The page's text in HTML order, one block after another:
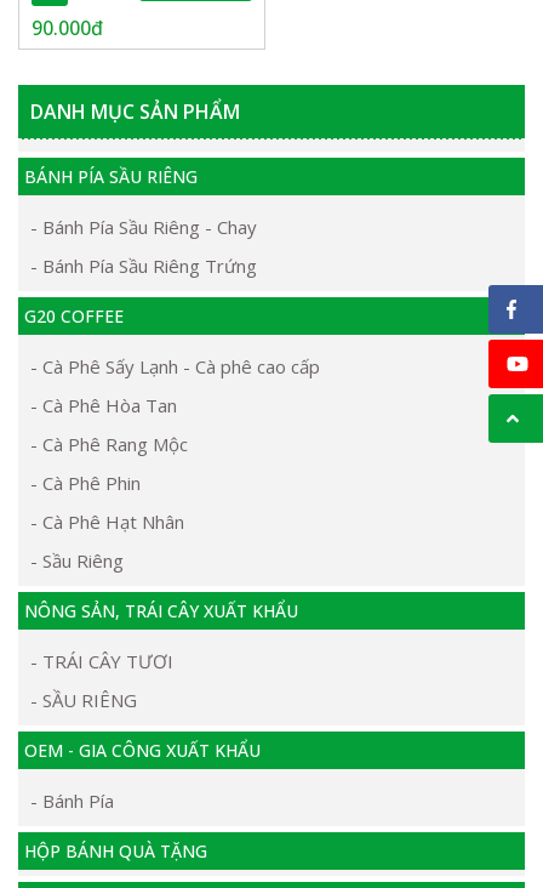
90.000đ
DANH MỤC SẢN PHẨM
BÁNH PÍA SẦU RIÊNG
- Bánh Pía Sầu Riêng - Chay
- Bánh Pía Sầu Riêng Trứng
G20 COFFEE
- Cà Phê Sấy Lạnh - Cà phê cao cấp
- Cà Phê Hòa Tan
- Cà Phê Rang Mộc
- Cà Phê Phin
- Cà Phê Hạt Nhân
- Sầu Riêng
NÔNG SẢN, TRÁI CÂY XUẤT KHẨU
- TRÁI CÂY TƯƠI
- SẦU RIÊNG
OEM - GIA CÔNG XUẤT KHẨU
- Bánh Pía
HỘP BÁNH QUÀ TẶNG